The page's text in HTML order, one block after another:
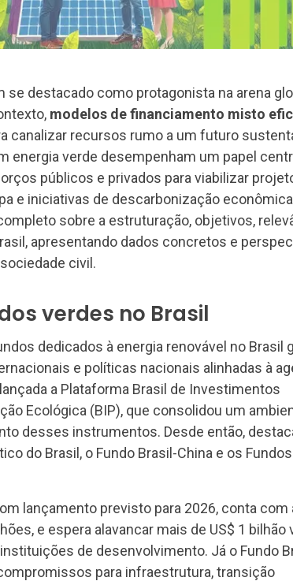
se destacado como protagonista na arena
modelos de financiamento misto
canalizar recursos rumo a um futuro
energia verde desempenham um papel
públicos e privados para viabilizar
e iniciativas de descarbonização
sobre a estruturação, objetivos,
apresentando dados concretos e
civil.
verdes no Brasil
dedicados à energia renovável no Brasil
e políticas nacionais alinhadas à
a Plataforma Brasil de Investimentos
Ecológica (BIP), que consolidou um
desses instrumentos. Desde então,
do Brasil, o Fundo Brasil-China e os
lançamento previsto para 2026, conta com
e espera alavancar mais de US$ 1 bilhão
de desenvolvimento. Já o Fundo
para infraestrutura, transição